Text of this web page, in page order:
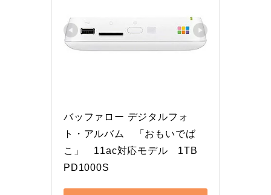
バッファロー デジタルフォ
ト・アルバム　「おもいでば
こ」　11ac対応モデル　1TB
PD1000S